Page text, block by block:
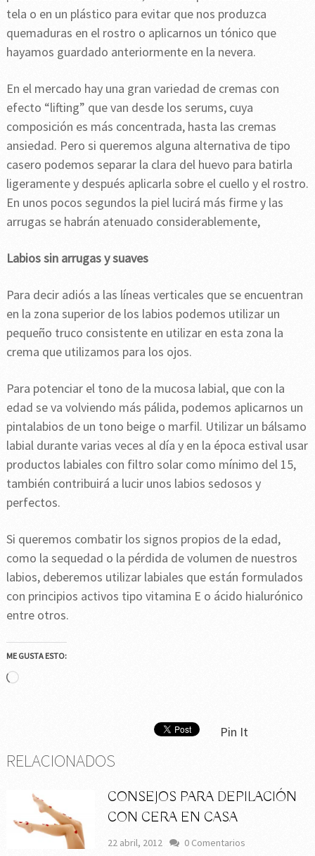
tela o en un plástico para evitar que nos produzca
quemaduras en el rostro o aplicarnos un tónico que
hayamos guardado anteriormente en la nevera.
En el mercado hay una gran variedad de cremas con
efecto “lifting” que van desde los serums, cuya
composición es más concentrada, hasta las cremas
ansiedad. Pero si queremos alguna alternativa de tipo
casero podemos separar la clara del huevo para batirla
ligeramente y después aplicarla sobre el cuello y el rostro.
En unos pocos segundos la piel lucirá más firme y las
arrugas se habrán atenuado considerablemente,
Labios sin arrugas y suaves
Para decir adiós a las líneas verticales que se encuentran
en la zona superior de los labios podemos utilizar un
pequeño truco consistente en utilizar en esta zona la
crema que utilizamos para los ojos.
Para potenciar el tono de la mucosa labial, que con la
edad se va volviendo más pálida, podemos aplicarnos un
pintalabios de un tono beige o marfil. Utilizar un bálsamo
labial durante varias veces al día y en la época estival usar
productos labiales con filtro solar como mínimo del 15,
también contribuirá a lucir unos labios sedosos y
perfectos.
Si queremos combatir los signos propios de la edad,
como la sequedad o la pérdida de volumen de nuestros
labios, deberemos utilizar labiales que están formulados
con principios activos tipo vitamina E o ácido hialurónico
entre otros.
ME GUSTA ESTO:
Cargando...
Pin It
RELACIONADOS
CONSEJOS PARA DEPILACIÓN
CON CERA EN CASA
22 abril, 2012 0 Comentarios